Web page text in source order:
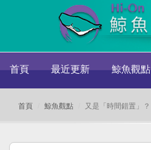
首頁 最近更新 鯨魚觀點
首頁 鯨魚觀點 又是「時間錯置」？